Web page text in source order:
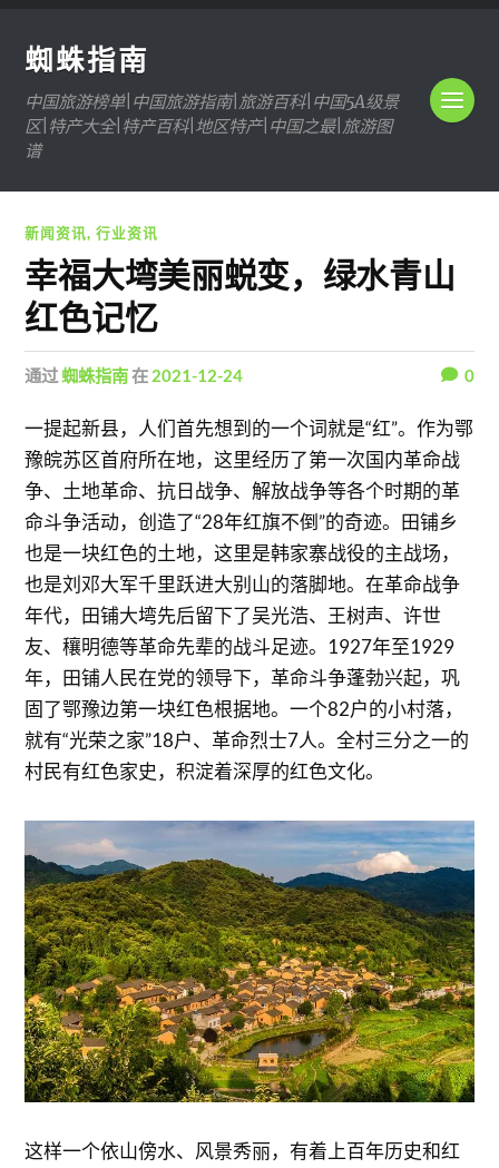
蜘蛛指南
中国旅游榜单|中国旅游指南|旅游百科|中国5A级景
区|特产大全|特产百科|地区特产|中国之最|旅游图
谱
新闻资讯,行业资讯
幸福大塆美丽蜕变，绿水青山
红色记忆
通过蜘蛛指南在 2021-12-24 0
一提起新县，人们首先想到的一个词就是“红”。作为鄂
豫皖苏区首府所在地，这里经历了第一次国内革命战
争、土地革命、抗日战争、解放战争等各个时期的革
命斗争活动，创造了“28年红旗不倒”的奇迹。田铺乡
也是一块红色的土地，这里是韩家寨战役的主战场，
也是刘邓大军千里跃进大别山的落脚地。在革命战争
年代，田铺大塆先后留下了吴光浩、王树声、许世
友、穰明德等革命先辈的战斗足迹。1927年至1929
年，田铺人民在党的领导下，革命斗争蓬勃兴起，巩
固了鄂豫边第一块红色根据地。一个82户的小村落，
就有“光荣之家”18户、革命烈士7人。全村三分之一的
村民有红色家史，积淀着深厚的红色文化。
这样一个依山傍水、风景秀丽，有着上百年历史和红